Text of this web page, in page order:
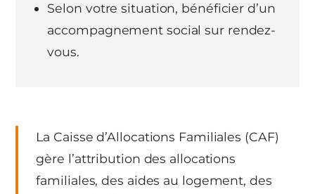
La Caisse d’Allocations Familiales (CAF)
gère l’attribution des allocations
familiales, des aides au logement, des
Selon votre situation, bénéficier d’un
accompagnement social sur rendez-
vous.